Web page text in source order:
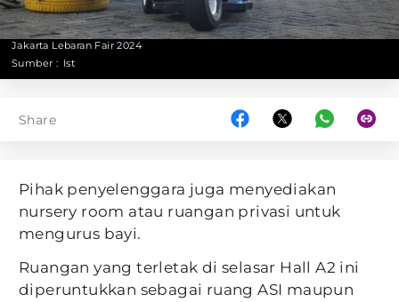
Jakarta Lebaran Fair 2024
Sumber : Ist
Share
Pihak penyelenggara juga menyediakan
nursery room atau ruangan privasi untuk
mengurus bayi.
Ruangan yang terletak di selasar Hall A2 ini
diperuntukkan sebagai ruang ASI maupun